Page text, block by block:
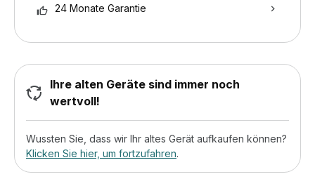
24 Monate Garantie
Ihre alten Geräte sind immer noch
wertvoll!
Wussten Sie, dass wir Ihr altes Gerät aufkaufen können?
Klicken Sie hier, um fortzufahren.